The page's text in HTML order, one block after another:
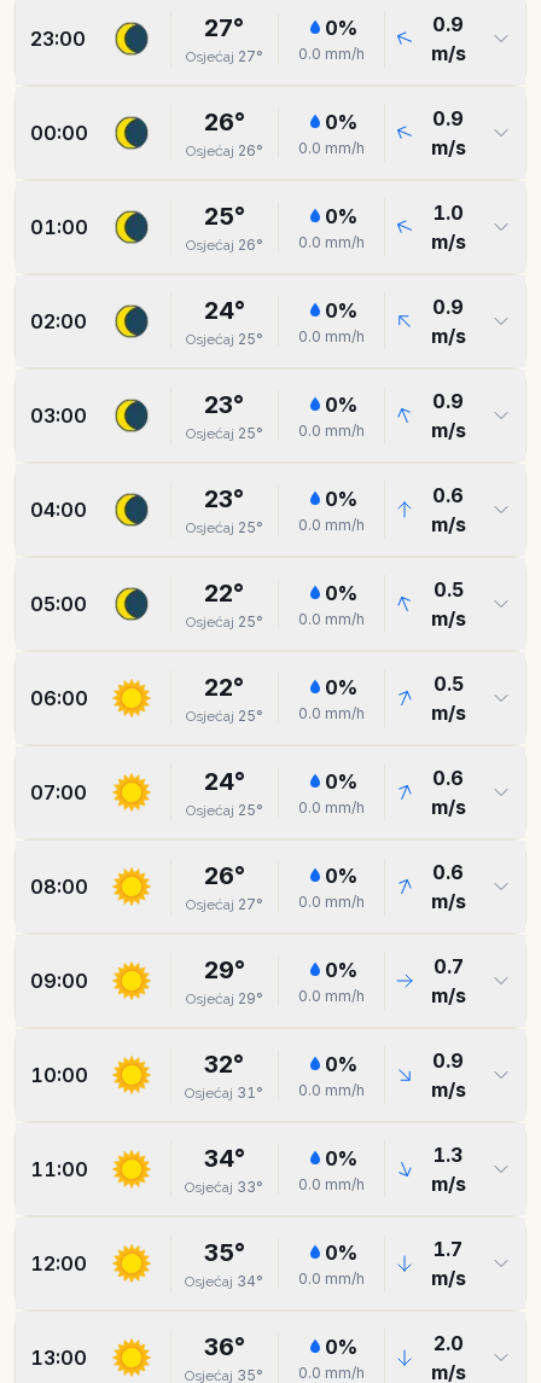
23:00 27°
Osjećaj 27°
0%
0.0 mm/h
0.9
m/s
00:00 26°
Osjećaj 26°
0%
0.0 mm/h
0.9
m/s
01:00 25°
Osjećaj 26°
0%
0.0 mm/h
1.0
m/s
02:00 24°
Osjećaj 25°
0%
0.0 mm/h
0.9
m/s
03:00 23°
Osjećaj 25°
0%
0.0 mm/h
0.9
m/s
04:00 23°
Osjećaj 25°
0%
0.0 mm/h
0.6
m/s
05:00 22°
Osjećaj 25°
0%
0.0 mm/h
0.5
m/s
06:00 22°
Osjećaj 25°
0%
0.0 mm/h
0.5
m/s
07:00 24°
Osjećaj 25°
0%
0.0 mm/h
0.6
m/s
08:00 26°
Osjećaj 27°
0%
0.0 mm/h
0.6
m/s
09:00 29°
Osjećaj 29°
0%
0.0 mm/h
0.7
m/s
10:00 32°
Osjećaj 31°
0%
0.0 mm/h
0.9
m/s
11:00 34°
Osjećaj 33°
0%
0.0 mm/h
1.3
m/s
12:00 35°
Osjećaj 34°
0%
0.0 mm/h
1.7
m/s
13:00 36°
Osjećaj 35°
0%
0.0 mm/h
2.0
m/s